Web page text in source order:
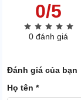
Tiết kiệm
0/5
0 đánh giá
Đánh giá của bạn
Họ tên *